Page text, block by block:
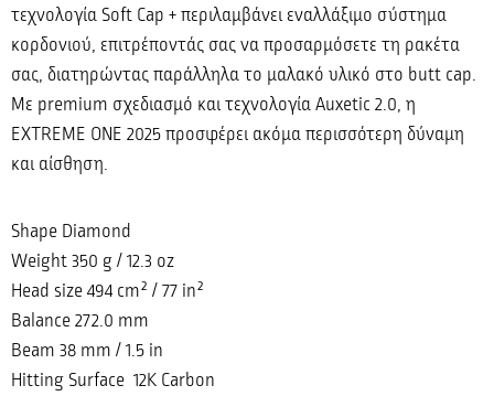
τεχνολογία Soft Cap + περιλαμβάνει εναλλάξιμο σύστημα
κορδονιού, επιτρέποντάς σας να προσαρμόσετε τη ρακέτα
σας, διατηρώντας παράλληλα το μαλακό υλικό στο butt cap.
Με premium σχεδιασμό και τεχνολογία Auxetic 2.0, η
EXTREME ONE 2025 προσφέρει ακόμα περισσότερη δύναμη
και αίσθηση.
Shape Diamond
Weight 350 g / 12.3 oz
Head size 494 cm² / 77 in²
Balance 272.0 mm
Beam 38 mm / 1.5 in
Hitting Surface 12K Carbon